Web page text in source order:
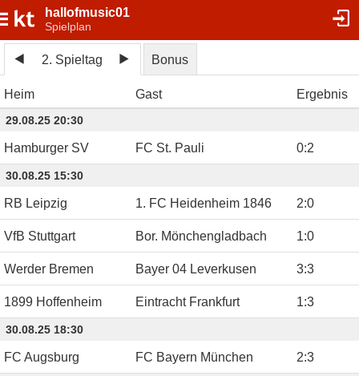
hallofmusic01
Spielplan
2. Spieltag Bonus
Heim Gast Ergebnis
29.08.25 20:30
Hamburger SV FC St. Pauli 0:2
30.08.25 15:30
RB Leipzig 1. FC Heidenheim 1846 2:0
VfB Stuttgart Bor. Mönchengladbach 1:0
Werder Bremen Bayer 04 Leverkusen 3:3
1899 Hoffenheim Eintracht Frankfurt 1:3
30.08.25 18:30
FC Augsburg FC Bayern München 2:3